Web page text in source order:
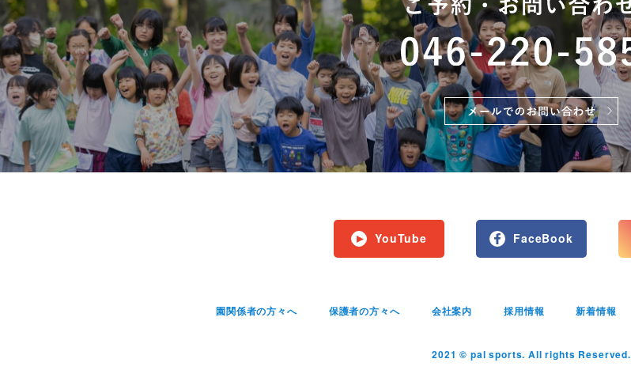
YouTube FaceBook
園関係者の方々へ 保護者の方々へ 会社案内 採用情報 新着情報
2021 © pal sports. All rights Reserved.